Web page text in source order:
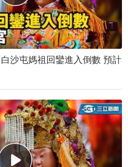
沙屯媽祖回鑾進入倒數 預計